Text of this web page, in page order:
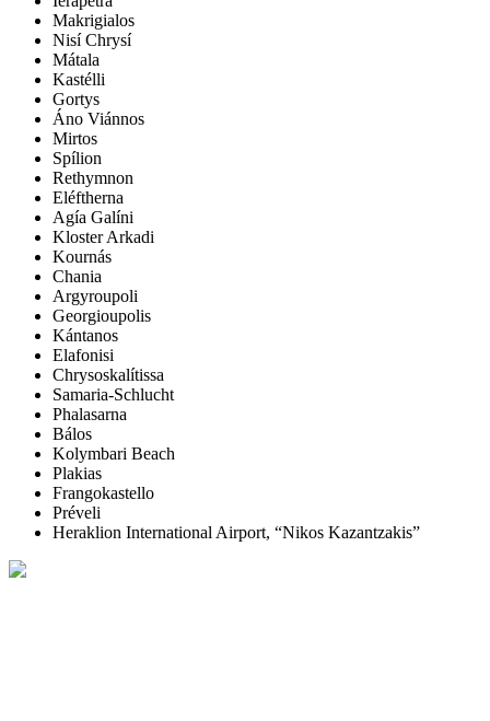
Makrigialos
Nisí Chrysí
Mátala
Kastélli
Gortys
Áno Viánnos
Mirtos
Spílion
Rethymnon
Eléftherna
Agía Galíni
Kloster Arkadi
Kournás
Chania
Argyroupoli
Georgioupolis
Kántanos
Elafonisi
Chrysoskalítissa
Samaria-Schlucht
Phalasarna
Bálos
Kolymbari Beach
Plakias
Frangokastello
Préveli
Heraklion International Airport, “Nikos Kazantzakis”